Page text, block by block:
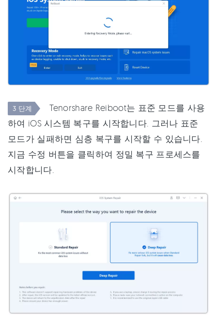
3 단계
Tenorshare Reiboot는 표준 모드를 사용
하여 iOS 시스템 복구를 시작합니다. 그러나 표준
모드가 실패하면 심층 복구를 시작할 수 있습니다.
지금 수정 버튼을 클릭하여 정밀 복구 프로세스를
시작합니다.